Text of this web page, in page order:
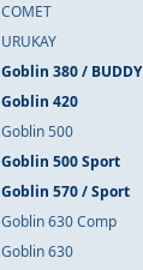
COMET
URUKAY
Goblin 380 / BUDDY
Goblin 420
Goblin 500
Goblin 500 Sport
Goblin 570 / Sport
Goblin 630 Comp
Goblin 630